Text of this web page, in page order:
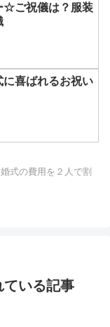
☆ご祝儀は？服装
喜ばれるお祝い
式の費用を２人で割
ている記事